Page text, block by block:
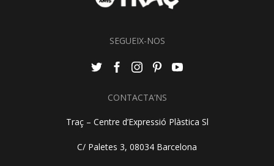
SEGUEIX-NOS
CONTACTA’NS
Traç – Centre d’Expressió Plàstica Sl
C/ Paletes 3, 08034 Barcelona